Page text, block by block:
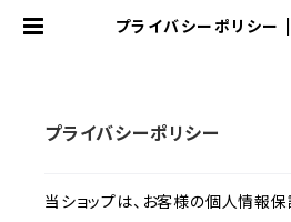
プライバシーポリシー
プライバシーポリシー
当ショップは、お客様の個人情報